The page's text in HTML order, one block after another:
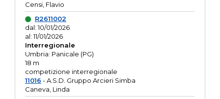
Censi, Flavio
R2611002
dal: 10/01/2026
al: 11/01/2026
Interregionale
Umbria: Panicale (PG)
18 m
competizione interregionale
11016 - A.S.D. Gruppo Arcieri Simba
Caneva, Linda